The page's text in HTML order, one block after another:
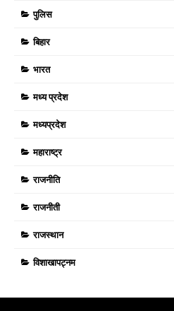
पुलिस
बिहार
भारत
मध्य प्रदेश
मध्यप्रदेश
महाराष्ट्र
राजनीति
राजनीती
राजस्थान
विशाखापट्नम